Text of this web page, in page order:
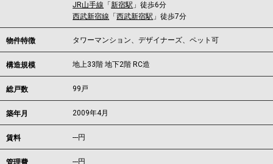
JR山手線 「新宿駅 」徒歩6分
西武新宿線 「西武新宿駅 」徒歩7分
物件特徴 タワーマンション、デザイナーズ、ペット可
構造規模 地上33階 地下2階 RC造
総戸数 99戸
築年月 2009年4月
賃料 ---円
---円